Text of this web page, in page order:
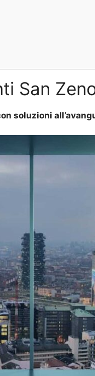
San
soluzioni